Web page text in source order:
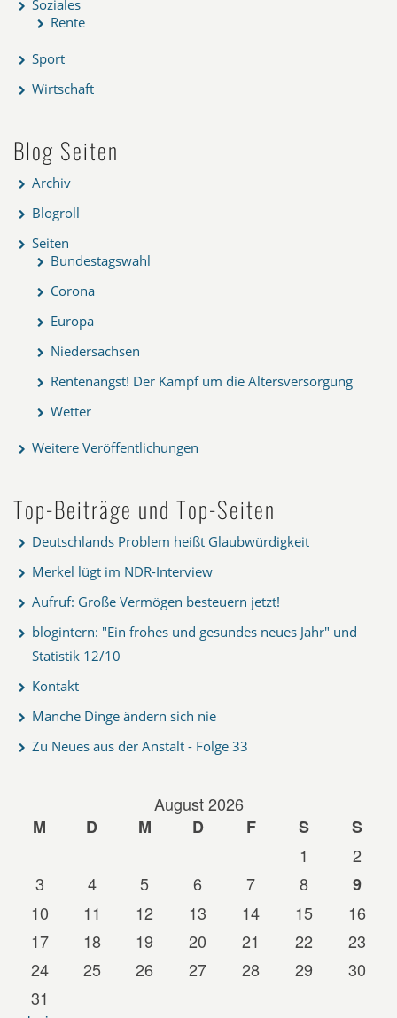
Soziales
Rente
Sport
Wirtschaft
Blog Seiten
Archiv
Blogroll
Seiten
Bundestagswahl
Corona
Europa
Niedersachsen
Rentenangst! Der Kampf um die Altersversorgung
Wetter
Weitere Veröffentlichungen
Top-Beiträge und Top-Seiten
Deutschlands Problem heißt Glaubwürdigkeit
Merkel lügt im NDR-Interview
Aufruf: Große Vermögen besteuern jetzt!
blogintern: "Ein frohes und gesundes neues Jahr" und
Statistik 12/10
Kontakt
Manche Dinge ändern sich nie
Zu Neues aus der Anstalt - Folge 33
August 2026
M
D M D F S
S
1
2
3
4 5 6 7 8
9
10
11 12 13 14 15
16
17
18 19 20 21 22
23
24
25 26 27 28 29
30
31